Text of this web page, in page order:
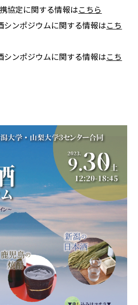
協定に関する情報はこちら
シンポジウムに関する情報はこち
シンポジウムに関する情報はこち